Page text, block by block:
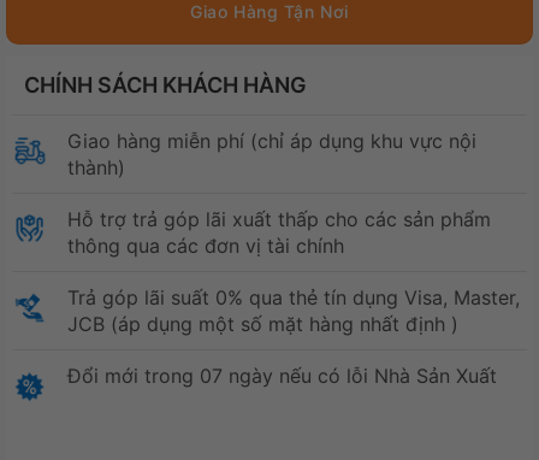
CHÍNH SÁCH KHÁCH HÀNG
Giao hàng miễn phí (chỉ áp dụng khu vực nội
thành)
Hỗ trợ trả góp lãi xuất thấp cho các sản phẩm
thông qua các đơn vị tài chính
Trả góp lãi suất 0% qua thẻ tín dụng Visa, Master,
JCB (áp dụng một số mặt hàng nhất định )
Đổi mới trong 07 ngày nếu có lỗi Nhà Sản Xuất